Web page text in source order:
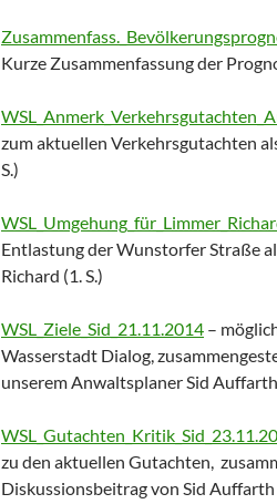
Kurze Zusammenfassung der
zum aktuellen Verkehrsgutachten
S.)
Entlastung der Wunstorfer Straße
Richard (1. S.)
WSL_Ziele_Sid_21.11.2014 –
Wasserstadt Dialog,
unserem Anwaltsplaner Sid Auffarth
zu den aktuellen Gutachten,
Diskussionsbeitrag von Sid Auffarth